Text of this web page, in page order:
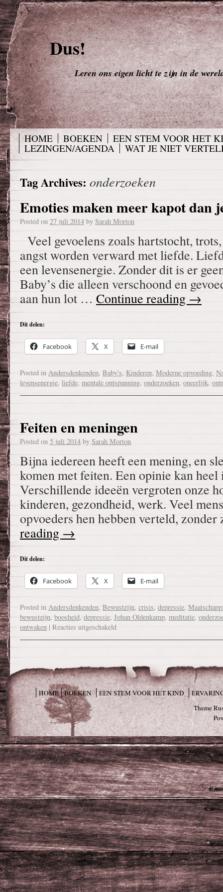
Dus!
Leren ons eigen licht te zijn in de
HOME BOEKEN
EEN STEM VOOR HET
LEZINGEN/AGENDA
WAT JE NIET
Tag Archives: onderzoeken
Emoties maken meer kapot dan
Posted on 27 juli 2014 by Sarah Morton
Veel gevoelens zoals hartstocht,
angst worden verward met liefde.
een levensenergie. Zonder dit is er
Baby’s die alleen verschoond en
aan hun lot … Continue reading →
Dit delen:
Facebook X E-mail
Posted in Andersdenkenden, Baby's, Kinderen, Moderne opvoeding,
levensenergie, liefde, mentale ontspanning, onderzoeken, oneerlijk,
Feiten en meningen
Posted on 5 juli 2014 by Sarah Morton
Bijna iedereen heeft een mening, en
komen met feiten. Een opinie kan heel
Verschillende ideeën vergroten onze
kinderen, gezondheid, werk. Veel
opvoeders hen hebben verteld,
reading →
Dit delen:
Facebook X E-mail
Posted in Andersdenkenden, Bewustzijn, crisis, depressie,
bewustzijn, boosheid, depressie, Johan Oldenkamp, meditatie,
ontwaken | Reacties uitgeschakeld
HOME BOEKEN EEN STEM VOOR HET KIND
Theme